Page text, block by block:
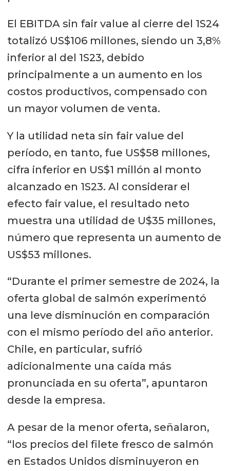
El EBITDA sin fair value al cierre del 1S24
totalizó US$106 millones, siendo un 3,8%
inferior al del 1S23, debido
principalmente a un aumento en los
costos productivos, compensado con
un mayor volumen de venta.
Y la utilidad neta sin fair value del
período, en tanto, fue US$58 millones,
cifra inferior en US$1 millón al monto
alcanzado en 1S23. Al considerar el
efecto fair value, el resultado neto
muestra una utilidad de U$35 millones,
número que representa un aumento de
US$53 millones.
“Durante el primer semestre de 2024, la
oferta global de salmón experimentó
una leve disminución en comparación
con el mismo período del año anterior.
Chile, en particular, sufrió
adicionalmente una caída más
pronunciada en su oferta”, apuntaron
desde la empresa.
A pesar de la menor oferta, señalaron,
“los precios del filete fresco de salmón
en Estados Unidos disminuyeron en